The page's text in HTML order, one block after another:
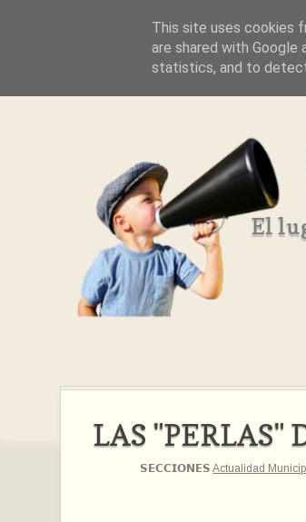
Aviso Legal
El
LAS "PERLAS"
𝗦𝗘𝗖𝗖𝗜𝗢𝗡𝗘𝗦Actualidad
This site uses cookies
are shared with
statistics, and to